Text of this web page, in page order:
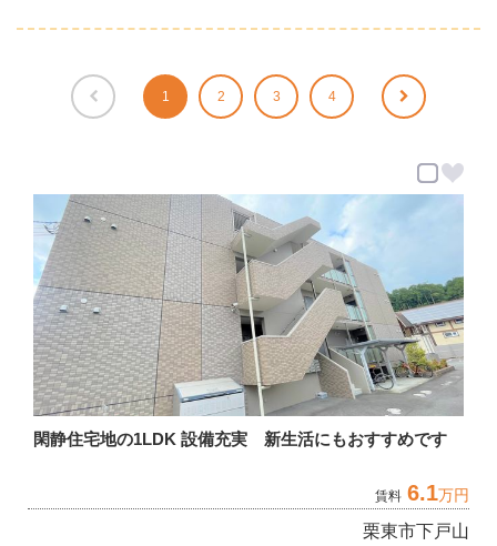
1 2 3 4
閑静住宅地の1LDK 設備充実 新生活にもおすすめです
栗東市下戸山
賃料 6.1万円